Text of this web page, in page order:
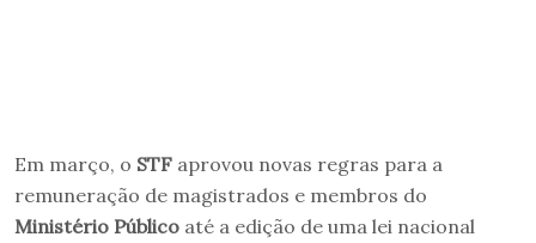
Em março, o STF aprovou novas regras para a
remuneração de magistrados e membros do
Ministério Público até a edição de uma lei nacional